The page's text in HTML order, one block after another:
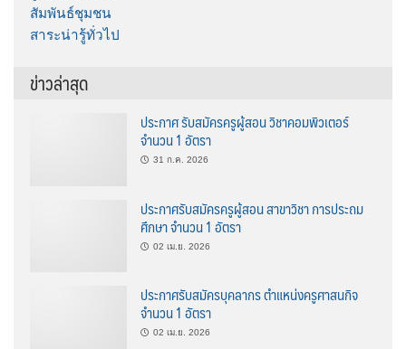
สัมพันธ์ชุมชน
สาระน่ารู้ทั่วไป
ข่าวล่าสุด
ประกาศ รับสมัครครูผู้สอน วิชาคอมพิวเตอร์
จำนวน 1 อัตรา
31 ก.ค. 2026
ประกาศรับสมัครครูผู้สอน สาขาวิชา การประถม
ศึกษา จำนวน 1 อัตรา
02 เม.ย. 2026
ประกาศรับสมัครบุคลากร ตำแหน่งครูศาสนกิจ
จำนวน 1 อัตรา
02 เม.ย. 2026